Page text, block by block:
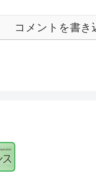
コメントを書き